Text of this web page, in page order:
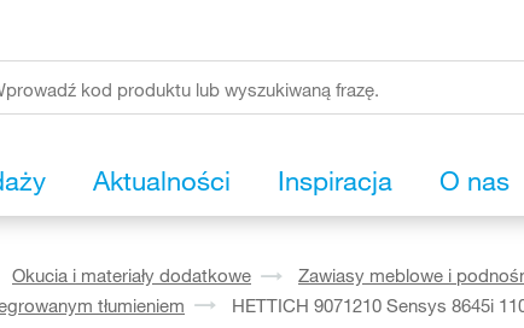
Aktualności Inspiracja O nas
Okucia i materiały dodatkowe Zawiasy meblowe i
tłumieniem
HETTICH 9071210 Sensys 8645i